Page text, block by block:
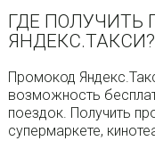
ГДЕ ПОЛУЧИТЬ
ЯНДЕКС.ТАКСИ?
Промокод
возможность
поездок. Получить
супермаркете,